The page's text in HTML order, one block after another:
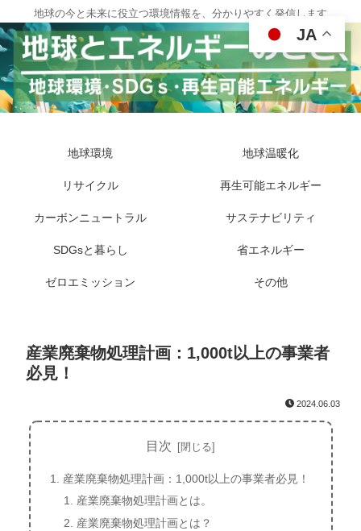
地球の今と未来に役立つ環境情報を、分かりやすく発信します
地球環境 地球温暖化
リサイクル 再生可能エネルギー
カーボンニュートラル サステナビリティ
SDGsと暮らし 省エネルギー
ゼロエミッション その他
産業廃棄物処理計画：1,000t以上の事業者
必見！
2024.06.03
目次
産業廃棄物処理計画：1,000t以上の事業者必見！
産業廃棄物処理計画とは。
産業廃棄物処理計画とは？
JA